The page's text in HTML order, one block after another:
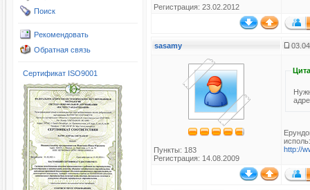
Поиск
Рекомендовать
Обратная связь
Сертификат ISO9001
Регистрация: 23.02.2012
sasamy
Пункты: 183
Регистрация: 14.08.2009
http://